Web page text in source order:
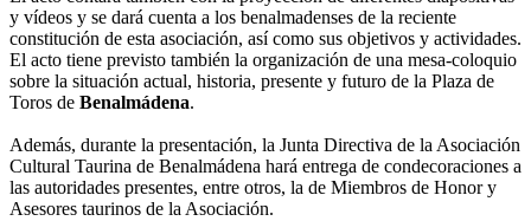
y vídeos y se dará cuenta a los benalmadenses de la reciente
constitución de esta asociación, así como sus objetivos y actividades.
El acto tiene previsto también la organización de una mesa-coloquio
sobre la situación actual, historia, presente y futuro de la Plaza de
Toros de Benalmádena.
Además, durante la presentación, la Junta Directiva de la Asociación
Cultural Taurina de Benalmádena hará entrega de condecoraciones a
las autoridades presentes, entre otros, la de Miembros de Honor y
Asesores taurinos de la Asociación.